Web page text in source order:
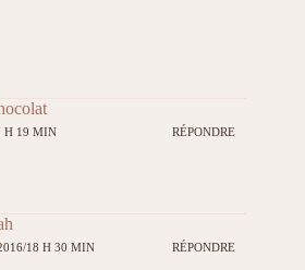
H 19 MIN RÉPONDRE
18 H 30 MIN RÉPONDRE